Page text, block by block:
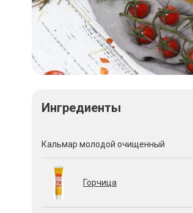
Ингредиенты
Кальмар молодой очищенный
Горчица